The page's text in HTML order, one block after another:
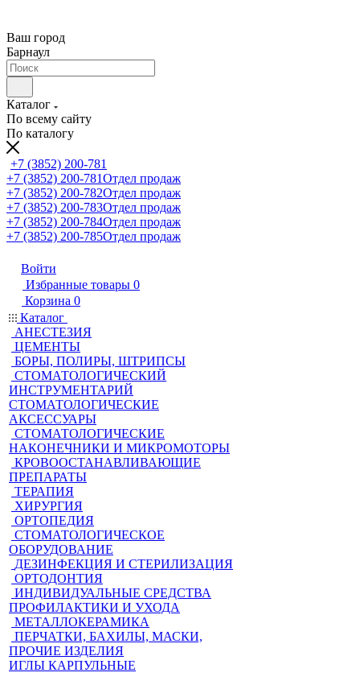
Ваш город
Барнаул
Каталог
По всему сайту
По каталогу
+7 (3852) 200-781
+7 (3852) 200-781Отдел продаж
+7 (3852) 200-782Отдел продаж
+7 (3852) 200-783Отдел продаж
+7 (3852) 200-784Отдел продаж
+7 (3852) 200-785Отдел продаж
Войти
Избранные товары 0
Корзина 0
Каталог
АНЕСТЕЗИЯ
ЦЕМЕНТЫ
БОРЫ, ПОЛИРЫ, ШТРИПСЫ
СТОМАТОЛОГИЧЕСКИЙ
ИНСТРУМЕНТАРИЙ
СТОМАТОЛОГИЧЕСКИЕ
АКСЕССУАРЫ
СТОМАТОЛОГИЧЕСКИЕ
НАКОНЕЧНИКИ И МИКРОМОТОРЫ
КРОВООСТАНАВЛИВАЮЩИЕ
ПРЕПАРАТЫ
ТЕРАПИЯ
ХИРУРГИЯ
ОРТОПЕДИЯ
СТОМАТОЛОГИЧЕСКОЕ
ОБОРУДОВАНИЕ
ДЕЗИНФЕКЦИЯ И СТЕРИЛИЗАЦИЯ
ОРТОДОНТИЯ
ИНДИВИДУАЛЬНЫЕ СРЕДСТВА
ПРОФИЛАКТИКИ И УХОДА
МЕТАЛЛОКЕРАМИКА
ПЕРЧАТКИ, БАХИЛЫ, МАСКИ,
ПРОЧИЕ ИЗДЕЛИЯ
ИГЛЫ КАРПУЛЬНЫЕ